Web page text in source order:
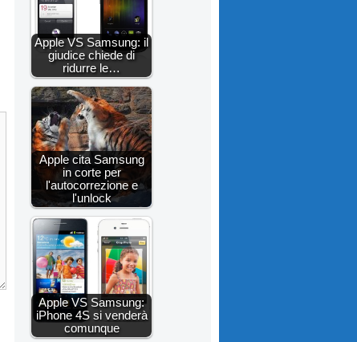
Apple VS Samsung: il
giudice chiede di
ridurre le…
Apple cita Samsung
in corte per
l'autocorrezione e
l'unlock
Apple VS Samsung:
iPhone 4S si venderà
comunque